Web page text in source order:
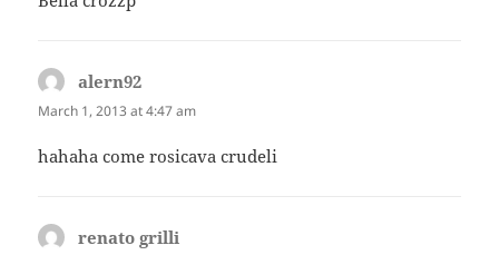
alern92
March 1, 2013 at 4:47 am
hahaha come rosicava crudeli
renato grilli